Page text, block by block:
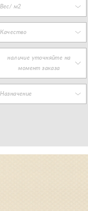
Вес/ м2
Качество
наличие уточняйте на
момент заказа
Назначение